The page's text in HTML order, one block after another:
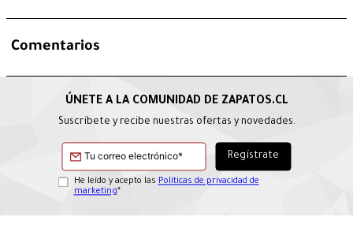
Comentarios
Suscríbete y recibe nuestras ofertas y novedades.
He leído y acepto las Políticas de privacidad de
marketing*